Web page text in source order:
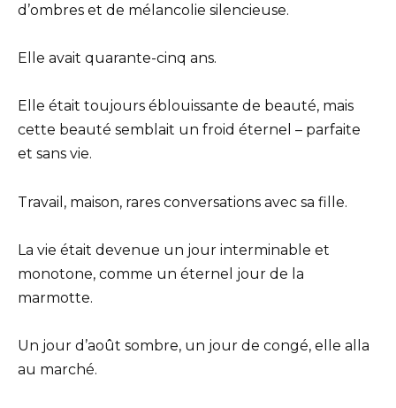
d’ombres et de mélancolie silencieuse.
Elle avait quarante-cinq ans.
Elle était toujours éblouissante de beauté, mais
cette beauté semblait un froid éternel – parfaite
et sans vie.
Travail, maison, rares conversations avec sa fille.
La vie était devenue un jour interminable et
monotone, comme un éternel jour de la
marmotte.
Un jour d’août sombre, un jour de congé, elle alla
au marché.